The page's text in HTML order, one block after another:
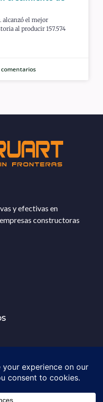
alcanzó el mejor
al producir 157.574
comentarios
y efectivas en
constructoras
para